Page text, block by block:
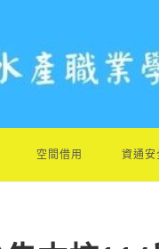
空間借用 資通安